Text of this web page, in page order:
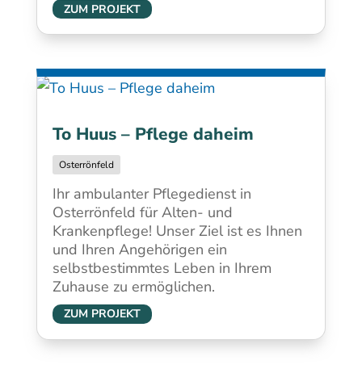
ZUM PROJEKT
To Huus – Pflege daheim
Osterrönfeld
Ihr ambulanter Pflegedienst in
Osterrönfeld für Alten- und
Krankenpflege! Unser Ziel ist es Ihnen
und Ihren Angehörigen ein
selbstbestimmtes Leben in Ihrem
Zuhause zu ermöglichen.
ZUM PROJEKT